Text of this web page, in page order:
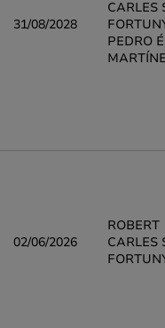
31/08/2028
CARLES
PEDRO
02/06/2026
ROBERT
CARLES